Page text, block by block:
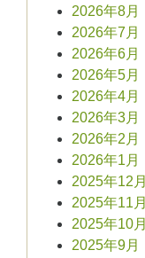
2026年8月
2026年7月
2026年6月
2026年5月
2026年4月
2026年3月
2026年2月
2026年1月
2025年12月
2025年11月
2025年10月
2025年9月